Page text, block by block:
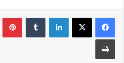
لينكدإن
طباعة